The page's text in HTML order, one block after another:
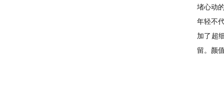
堵心动
年轻不
加了超
留。颜